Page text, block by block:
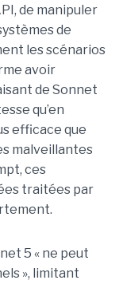
de manipuler
de
les scénarios
avoir
de Sonnet
qu’en
efficace que
malveillantes
ces
traitées par
5 « ne peut
», limitant